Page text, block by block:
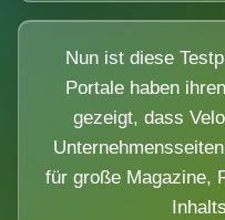
Nun ist diese
Portale haben
gezeigt, dass
für große Magazine,